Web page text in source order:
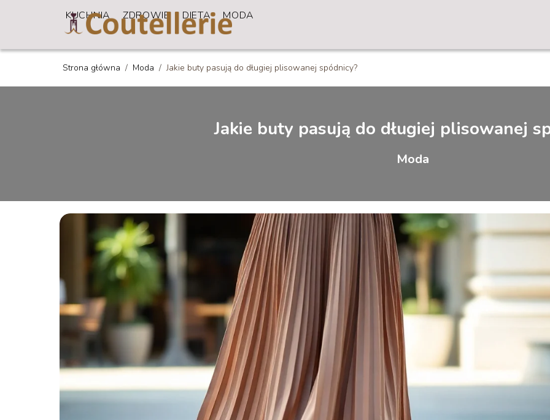
KUCHNIA ZDROWIE DIETA MODA
Strona główna / Moda /Jakie buty pasują do długiej plisowanej spódnicy?
Jakie buty pasują do długiej plisowanej
Moda